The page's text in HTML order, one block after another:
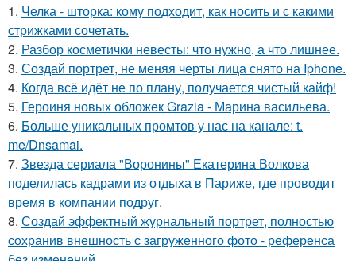
1. Челка - шторка: кому подходит, как носить и с какими
стрижками сочетать.
2. Разбор косметички невесты: что нужно, а что лишнее.
3. Создай портрет, не меняя черты лица снято на Iphone.
4. Когда всё идёт не по плану, получается чистый кайф!
5. Героиня новых обложек Grazia - Марина васильева.
6. Больше уникальных промтов у нас на канале: t.
me/Dnsamai.
7. Звезда сериала "Воронины" Екатерина Волкова
поделилась кадрами из отдыха в Париже, где проводит
время в компании подруг.
8. Создай эффектный журнальный портрет, полностью
сохранив внешность с загруженного фото - референса